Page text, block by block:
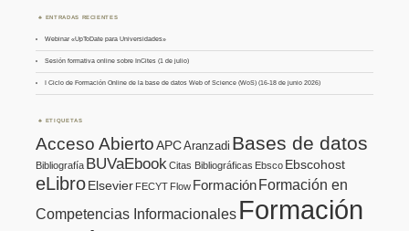
ENTRADAS RECIENTES
Webinar «UpToDate para Universidades»
Sesión formativa online sobre InCites (1 de julio)
I Ciclo de Formación Online de la base de datos Web of Science (WoS) (16-18 de junio 2026)
ETIQUETAS
Acceso AbiertoAPCAranzadi Bases de datos
Bibliografía BUVaEbookCitas Bibliográficas Ebsco Ebscohost
eLibroElsevier FECYT Flow FormaciónFormación en
Competencias Informacionales Formación